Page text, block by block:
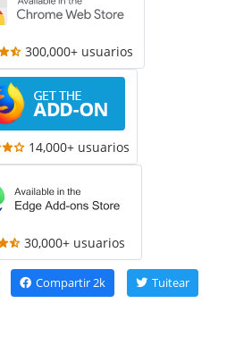
300,000+ usuarios
14,000+ usuarios
30,000+ usuarios
Compartir2k Tuitear